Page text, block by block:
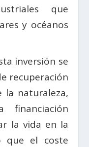
que
y océanos
inversión se
recuperación
la naturaleza,
financiación
la vida en la
que el coste